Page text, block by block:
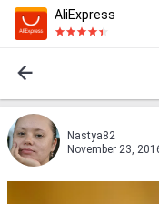
AliExpress
Nastya82
November 23,